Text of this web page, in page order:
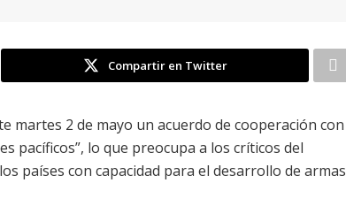
Compartir en Twitter
martes 2 de mayo un acuerdo de cooperación con
pacíficos”, lo que preocupa a los críticos del
países con capacidad para el desarrollo de armas